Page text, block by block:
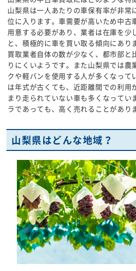
山梨県は一人あたりの車保有率が非常
位に入ります。車需要が高いため中古
用意する必要があり、業者は在庫を少
と、積極的に車を買い取る傾向にあり
買取業者自体の数が少なく、都市部と
りにくいようです。また山梨県では農
クや軽バンを使用する人が多くなって
は年式が古くても、近距離間での利用
まり走られていない車も多くなってい
ラであっても、高く売れることがあり
山梨県はどんな地域？